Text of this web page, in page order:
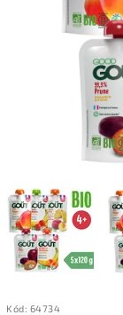
Kód: 64734